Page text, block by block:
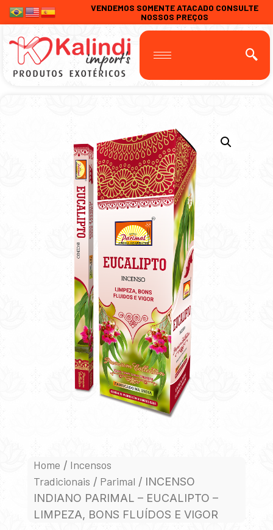
VENDEMOS SOMENTE ATACADO CONSULTE
NOSSOS PREÇOS
Home / Incensos
Tradicionais / Parimal / INCENSO
INDIANO PARIMAL – EUCALIPTO –
LIMPEZA, BONS FLUÍDOS E VIGOR